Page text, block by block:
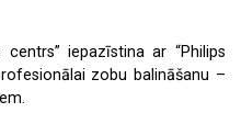
iepazīstina ar “Philips
zobu balināšanu –